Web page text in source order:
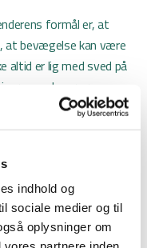
indhold og
sociale medier og til
oplysninger om
formål er, at
at bevægelse kan være
er lig med sved på
og elever er
former og tjene
at deltage i. Alle
klasse, får hver
låge, som